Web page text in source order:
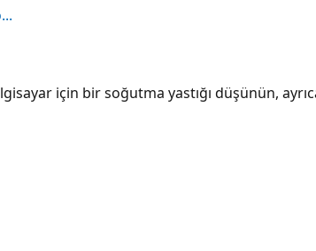
için bir soğutma yastığı düşünün,